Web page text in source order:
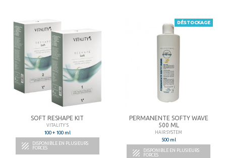
SOFT RESHAPE KIT
VITALITY'S
100 + 100 ml

DISPONIBLE EN PLUSIEURS
FORCES
DÉSTOCKAGE
PERMANENTE SOFTY WAVE
500 ML
HAIR SYSTEM
500 ml

DISPONIBLE EN PLUSIEURS
FORCES